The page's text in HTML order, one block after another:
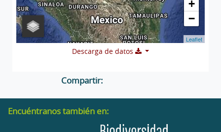
+
−
Leaflet
Descarga de datos
Compartir:
Encuéntranos también en: